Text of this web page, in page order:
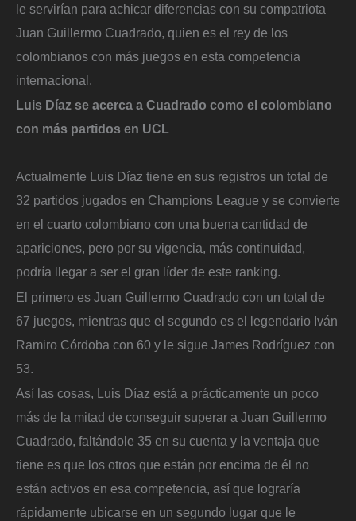
le servirían para achicar diferencias con su compatriota
Juan Guillermo Cuadrado, quien es el rey de los
colombianos con más juegos en esta competencia
internacional.
Luis Díaz se acerca a Cuadrado como el colombiano
con más partidos en UCL
Actualmente Luis Díaz tiene en sus registros un total de
32 partidos jugados en Champions League y se convierte
en el cuarto colombiano con una buena cantidad de
apariciones, pero por su vigencia, más continuidad,
podría llegar a ser el gran líder de este ranking.
El primero es Juan Guillermo Cuadrado con un total de
67 juegos, mientras que el segundo es el legendario Iván
Ramiro Córdoba con 60 y le sigue James Rodríguez con
53.
Así las cosas, Luis Díaz está a prácticamente un poco
más de la mitad de conseguir superar a Juan Guillermo
Cuadrado, faltándole 35 en su cuenta y la ventaja que
tiene es que los otros que están por encima de él no
están activos en esa competencia, así que lograría
rápidamente ubicarse en un segundo lugar que le